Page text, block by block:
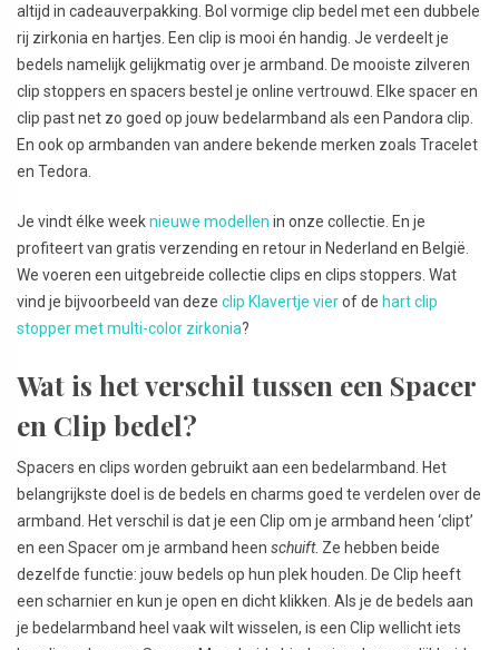
altijd in cadeauverpakking. Bol vormige clip bedel met een dubbele
rij zirkonia en hartjes. Een clip is mooi én handig. Je verdeelt je
bedels namelijk gelijkmatig over je armband. De mooiste zilveren
clip stoppers en spacers bestel je online vertrouwd. Elke spacer en
clip past net zo goed op jouw bedelarmband als een Pandora clip.
En ook op armbanden van andere bekende merken zoals Tracelet
en Tedora.
Je vindt élke weeknieuwe modellen in onze collectie. En je
profiteert van gratis verzending en retour in Nederland en België.
We voeren een uitgebreide collectie clips en clips stoppers. Wat
vind je bijvoorbeeld van deze clip Klavertje vierof de hart clip
stopper met multi-color zirkonia?
Wat is het verschil tussen een Spacer
en Clip bedel?
Spacers en clips worden gebruikt aan een bedelarmband. Het
belangrijkste doel is de bedels en charms goed te verdelen over de
armband. Het verschil is dat je een Clip om je armband heen ‘clipt’
en een Spacer om je armband heen schuift. Ze hebben beide
dezelfde functie: jouw bedels op hun plek houden. De Clip heeft
een scharnier en kun je open en dicht klikken. Als je de bedels aan
je bedelarmband heel vaak wilt wisselen, is een Clip wellicht iets